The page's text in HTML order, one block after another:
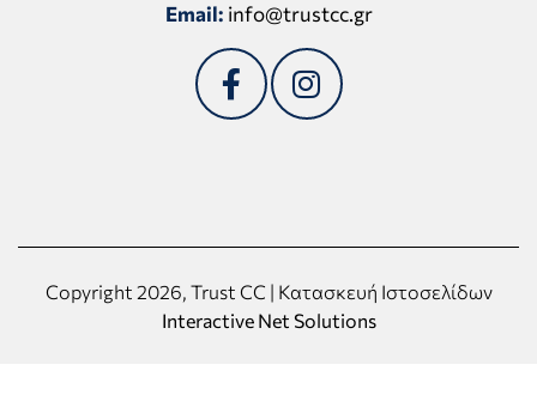
Email: info@trustcc.gr
Copyright 2026, Trust CC | Κατασκευή Ιστοσελίδων
Interactive Net Solutions